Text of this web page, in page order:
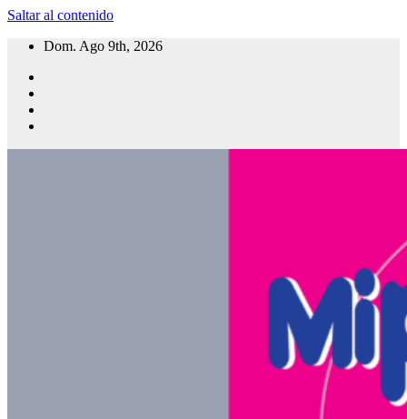
Saltar al contenido
Dom. Ago 9th, 2026